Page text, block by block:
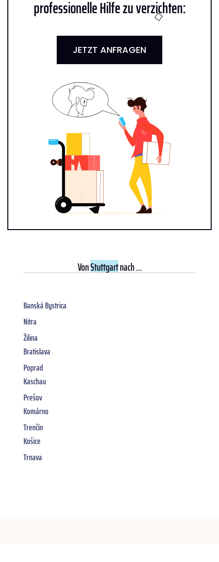
professionelle Hilfe zu verzichten:
JETZT ANFRAGEN
VonStuttgartnach ...
Banská Bystrica
Nitra
Žilina
Bratislava
Poprad
Kaschau
Prešov
Komárno
Trenčín
Košice
Trnava